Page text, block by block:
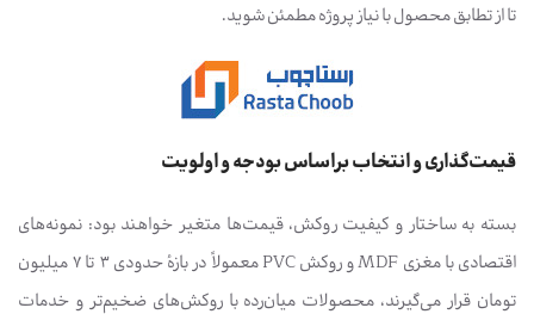
تا از تطابق محصول با نیاز پروژه مطمئن شوید.
قیمت‌گذاری و انتخاب براساس بودجه و اولویت
بسته به ساختار و کیفیت روکش، قیمت‌ها متغیر خواهند بود: نمونه‌های
اقتصادی با مغزی MDF و روکش PVC معمولاً در بازهٔ حدودی 3 تا 7 میلیون
تومان قرار می‌گیرند، محصولات میان‌رده با روکش‌های ضخیم‌تر و خدمات